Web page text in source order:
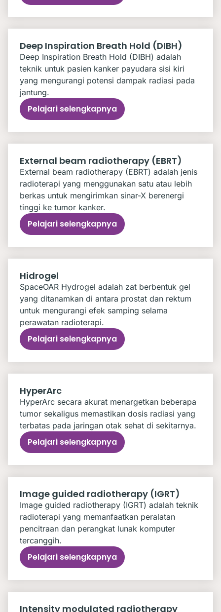
Deep Inspiration Breath Hold (DIBH)
Deep Inspiration Breath Hold (DIBH) adalah
teknik untuk pasien kanker payudara sisi kiri
yang mengurangi potensi dampak radiasi pada
jantung.
Pelajari selengkapnya
External beam radiotherapy (EBRT)
External beam radiotherapy (EBRT) adalah jenis
radioterapi yang menggunakan satu atau lebih
berkas untuk mengirimkan sinar-X berenergi
tinggi ke tumor kanker.
Pelajari selengkapnya
Hidrogel
SpaceOAR Hydrogel adalah zat berbentuk gel
yang ditanamkan di antara prostat dan rektum
untuk mengurangi efek samping selama
perawatan radioterapi.
Pelajari selengkapnya
HyperArc
HyperArc secara akurat menargetkan beberapa
tumor sekaligus memastikan dosis radiasi yang
terbatas pada jaringan otak sehat di sekitarnya.
Pelajari selengkapnya
Image guided radiotherapy (IGRT)
Image guided radiotherapy (IGRT) adalah teknik
radioterapi yang memanfaatkan peralatan
pencitraan dan perangkat lunak komputer
tercanggih.
Pelajari selengkapnya
Intensity modulated radiotherapy